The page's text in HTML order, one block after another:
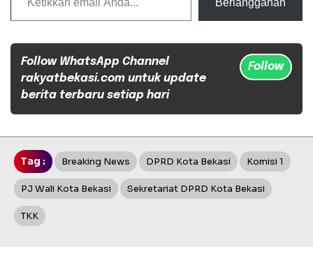
Berlangganan
Follow WhatsApp Channel
rakyatbekasi.com untuk update
berita terbaru setiap hari
Follow
Tag : Breaking News DPRD Kota Bekasi Komisi 1
PJ Wali Kota Bekasi Sekretariat DPRD Kota Bekasi
TKK